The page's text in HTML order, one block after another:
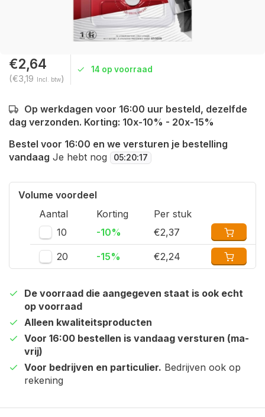
€2,64
(€3,19 Incl. btw)
14 op voorraad
Op werkdagen voor 16:00 uur besteld, dezelfde
dag verzonden. Korting: 10x-10% - 20x-15%
Bestel voor 16:00 en we versturen je bestelling
vandaag Je hebt nog 05:20:16
Volume voordeel
Aantal
Korting
Per stuk
10
-10% €2,37
20 -15% €2,24
De voorraad die aangegeven staat is ook echt
op voorraad
Alleen kwaliteitsproducten
Voor 16:00 bestellen is vandaag versturen (ma-
vrij)
Voor bedrijven en particulier. Bedrijven ook op
rekening